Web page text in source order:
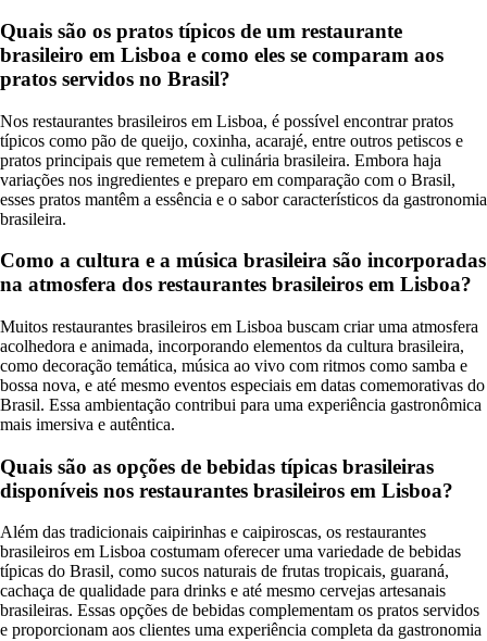
Quais são os pratos típicos de um restaurante
brasileiro em Lisboa e como eles se comparam aos
pratos servidos no Brasil?
Nos restaurantes brasileiros em Lisboa, é possível encontrar pratos
típicos como pão de queijo, coxinha, acarajé, entre outros petiscos e
pratos principais que remetem à culinária brasileira. Embora haja
variações nos ingredientes e preparo em comparação com o Brasil,
esses pratos mantêm a essência e o sabor característicos da gastronomia
brasileira.
Como a cultura e a música brasileira são incorporadas
na atmosfera dos restaurantes brasileiros em Lisboa?
Muitos restaurantes brasileiros em Lisboa buscam criar uma atmosfera
acolhedora e animada, incorporando elementos da cultura brasileira,
como decoração temática, música ao vivo com ritmos como samba e
bossa nova, e até mesmo eventos especiais em datas comemorativas do
Brasil. Essa ambientação contribui para uma experiência gastronômica
mais imersiva e autêntica.
Quais são as opções de bebidas típicas brasileiras
disponíveis nos restaurantes brasileiros em Lisboa?
Além das tradicionais caipirinhas e caipiroscas, os restaurantes
brasileiros em Lisboa costumam oferecer uma variedade de bebidas
típicas do Brasil, como sucos naturais de frutas tropicais, guaraná,
cachaça de qualidade para drinks e até mesmo cervejas artesanais
brasileiras. Essas opções de bebidas complementam os pratos servidos
e proporcionam aos clientes uma experiência completa da gastronomia